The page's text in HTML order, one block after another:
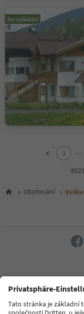
Na vyžádání
6
16
17
18
1 ...
Ubytování
FAQ